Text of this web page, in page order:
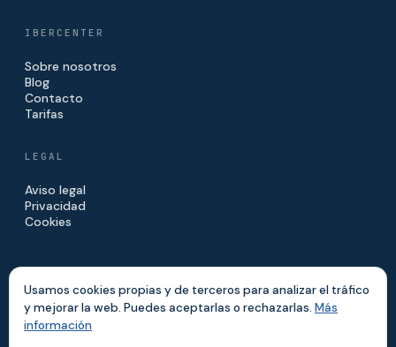
IBERCENTER
Sobre nosotros
Blog
Contacto
Tarifas
LEGAL
Aviso legal
Privacidad
Cookies
© 2026 IBERCENTER · IBERINVE S.L.
Usamos cookies propias y de terceros para analizar el tráfico
y mejorar la web. Puedes aceptarlas o rechazarlas. Más
información